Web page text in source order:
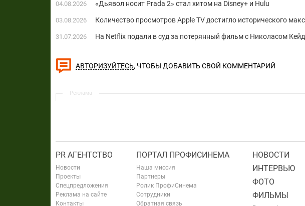
04.08.2026 «Дьявол носит Prada 2» стал хитом на Disney+ и Hulu
03.08.2026 Количество просмотров Apple TV достигло исторического
31.07.2026 На Netflix подали в суд за потерянный фильм с Николасом
АВТОРИЗУЙТЕСЬ, ЧТОБЫ ДОБАВИТЬ СВОЙ КОММЕНТАРИЙ
Реклама
PR АГЕНТСТВО
Новости
Проекты
Спецпредложения
Реклама на сайте
Контакты
ПОРТАЛ ПРОФИСИНЕМА
Наша миссия
Партнеры
Ролик ПрофиСинема
Сотрудники
Обратная связь
НОВОСТИ
ИНТЕРВЬЮ
ФОТО
ФИЛЬМЫ